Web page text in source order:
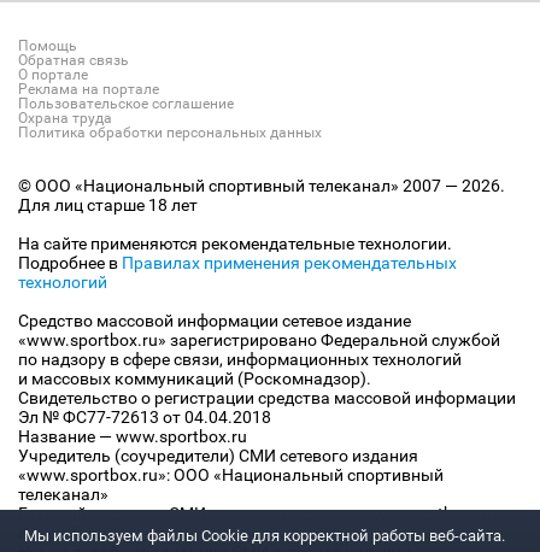
Помощь
Обратная связь
О портале
Реклама на портале
Пользовательское соглашение
Охрана труда
Политика обработки персональных данных
© ООО «Национальный спортивный телеканал» 2007 — 2026.
Для лиц старше 18 лет
На сайте применяются рекомендательные технологии.
Подробнее в Правилах применения рекомендательных
технологий
Средство массовой информации сетевое издание
«www.sportbox.ru» зарегистрировано Федеральной службой
по надзору в сфере связи, информационных технологий
и массовых коммуникаций (Роскомнадзор).
Свидетельство о регистрации средства массовой информации
Эл № ФС77-72613 от 04.04.2018
Название — www.sportbox.ru
Учредитель (соучредители) СМИ сетевого издания
«www.sportbox.ru»: ООО «Национальный спортивный
телеканал»
Главный редактор СМИ сетевого издания «www.sportbox.ru»:
Конов В.А.
Мы используем файлы Сookie для корректной работы веб-сайта.